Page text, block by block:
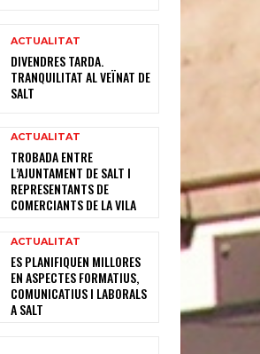
ACTUALITAT
DIVENDRES TARDA.
TRANQUILITAT AL VEÏNAT DE
SALT
ACTUALITAT
TROBADA ENTRE
L’AJUNTAMENT DE SALT I
REPRESENTANTS DE
COMERCIANTS DE LA VILA
ACTUALITAT
ES PLANIFIQUEN MILLORES
EN ASPECTES FORMATIUS,
COMUNICATIUS I LABORALS
A SALT